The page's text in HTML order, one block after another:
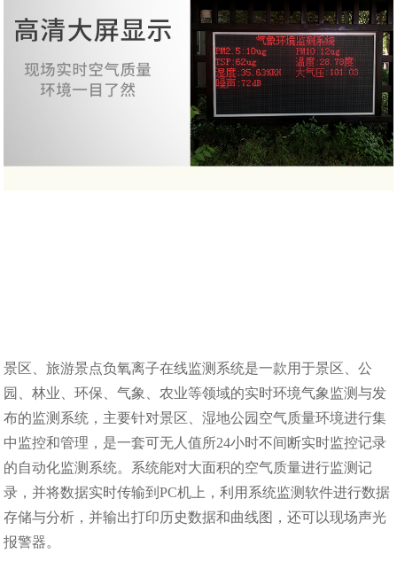
景区、旅游景点负氧离子在线监测系统是一款用于景区、公
园、林业、环保、气象、农业等领域的实时环境气象监测与发
布的监测系统，主要针对景区、湿地公园空气质量环境进行集
中监控和管理，是一套可无人值所24小时不间断实时监控记录
的自动化监测系统。系统能对大面积的空气质量进行监测记
录，并将数据实时传输到PC机上，利用系统监测软件进行数据
存储与分析，并输出打印历史数据和曲线图，还可以现场声光
报警器。